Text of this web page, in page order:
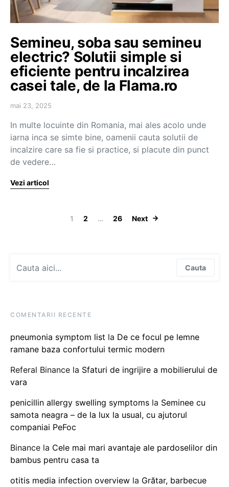
Semineu, soba sau semineu
electric? Solutii simple si
eficiente pentru incalzirea
casei tale, de la Flama.ro
mai 23, 2025
In multe locuinte din Romania, mai ales acolo unde
iarna inca se simte bine, oamenii cauta solutii de
incalzire care sa fie si practice, si placute din punct
de vedere…
Vezi articol
Paginație
1 2 … 26 Next
Cauta
COMENTARII RECENTE
pneumonia symptom list la De ce focul pe lemne
ramane baza confortului termic modern
Referal Binance la Sfaturi de ingrijire a mobilierului de
vara
penicillin allergy swelling symptoms la Seminee cu
samota neagra – de la lux la usual, cu ajutorul
companiai PeFoc
Binance la Cele mai mari avantaje ale pardoselilor din
bambus pentru casa ta
otitis media infection overview la Grătar, barbecue